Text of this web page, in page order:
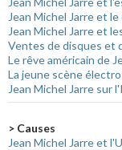
Jean Michel Jarre et le
Jean Michel Jarre et
Ventes de disques et
Le rêve américain de
La jeune scène
Jean Michel Jarre
> Causes
Jean Michel Jarre et